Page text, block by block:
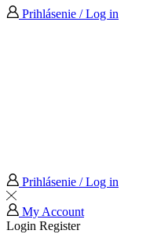
Prihlásenie / Log in
Prihlásenie / Log in
My Account
Login Register